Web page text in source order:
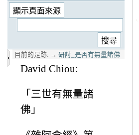
目前的足跡: → 研討_是否有無量諸佛
David Chiou:
「三世有無量諸
佛」